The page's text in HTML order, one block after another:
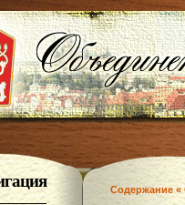
Содержание «